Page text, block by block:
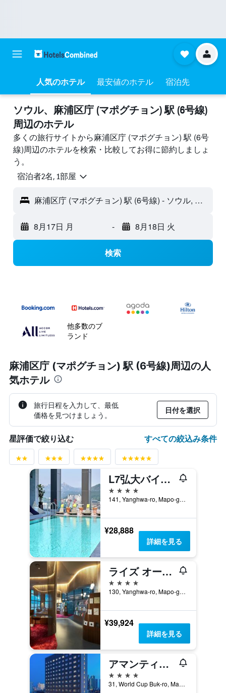
人気のホテル 最安値のホテル 宿泊先
ソウル​、麻浦区庁 (マポグチョン) 駅 (6号線)
周辺のホテル
多くの旅行サイトから麻浦区庁 (マポグチョン) 駅 (6号
線)周辺のホテルを検索・比較してお得に節約しましょ
う。
宿泊者2名, 1​部屋
麻浦区庁 (マポグチョン) 駅 (6号線) - ソウル, 韓国
8月17日 月 - 8月18日 火
検索
他多数のブ
ランド
麻浦区庁 (マポグチョン) 駅 (6号線)周辺の人
気ホテル
旅行日程を入力して、最低
価格を見つけましょう。
日付を選択
星評価で絞り込む すべての絞込み条件
L7弘大バイロッテホテル
4つ星
141, Yanghwa-ro, Mapo-gu, ソウル, 韓国
¥28,888
詳細を見る
ライズ オートグラフ コレクション ソウル バイ マリオット
4つ星
130, Yanghwa-ro, Mapo-gu, ソウル, 韓国
¥39,924
詳細を見る
アマンティホテルソウルホンデ
4つ星
31, World Cup Buk-ro, Mapo-gu, ソウル, 韓国